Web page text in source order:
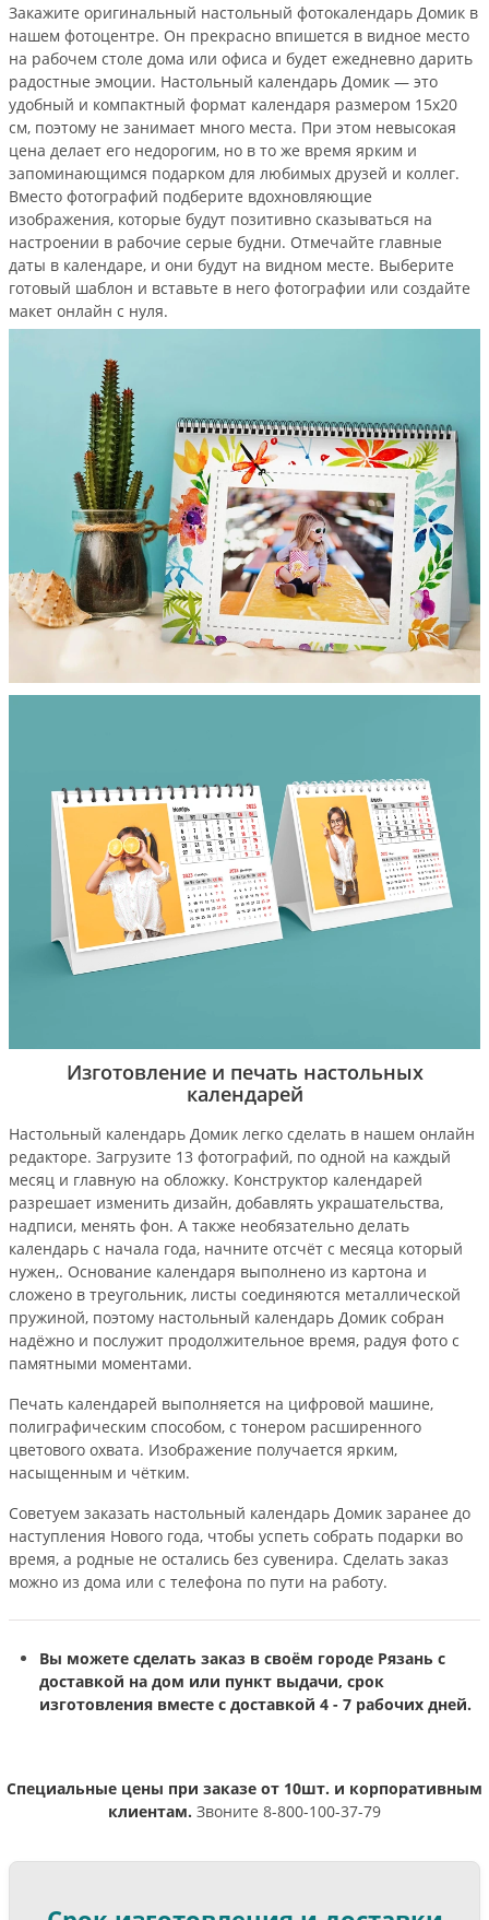
Закажите оригинальный настольный фотокалендарь Домик в
нашем фотоцентре. Он прекрасно впишется в видное место
на рабочем столе дома или офиса и будет ежедневно дарить
радостные эмоции. Настольный календарь Домик — это
удобный и компактный формат календаря размером 15х20
см, поэтому не занимает много места. При этом невысокая
цена делает его недорогим, но в то же время ярким и
запоминающимся подарком для любимых друзей и коллег.
Вместо фотографий подберите вдохновляющие
изображения, которые будут позитивно сказываться на
настроении в рабочие серые будни. Отмечайте главные
даты в календаре, и они будут на видном месте. Выберите
готовый шаблон и вставьте в него фотографии или создайте
макет онлайн с нуля.
Изготовление и печать настольных
календарей
Настольный календарь Домик легко сделать в нашем онлайн
редакторе. Загрузите 13 фотографий, по одной на каждый
месяц и главную на обложку. Конструктор календарей
разрешает изменить дизайн, добавлять украшательства,
надписи, менять фон. А также необязательно делать
календарь с начала года, начните отсчёт с месяца который
нужен,. Основание календаря выполнено из картона и
сложено в треугольник, листы соединяются металлической
пружиной, поэтому настольный календарь Домик собран
надёжно и послужит продолжительное время, радуя фото с
памятными моментами.
Печать календарей выполняется на цифровой машине,
полиграфическим способом, с тонером расширенного
цветового охвата. Изображение получается ярким,
насыщенным и чётким.
Советуем заказать настольный календарь Домик заранее до
наступления Нового года, чтобы успеть собрать подарки во
время, а родные не остались без сувенира. Сделать заказ
можно из дома или с телефона по пути на работу.
Вы можете сделать заказ в своём городе Рязань с
доставкой на дом или пункт выдачи, срок
изготовления вместе с доставкой 4 - 7 рабочих дней.
Специальные цены при заказе от 10шт. и корпоративным
клиентам. Звоните 8-800-100-37-79